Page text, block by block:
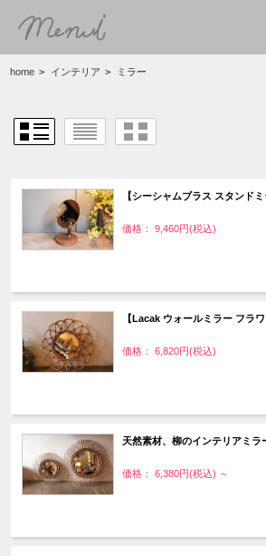
home > インテリア > ミラー
【シーシャムブラス スタンドミ
価格： 9,460円(税込)
【Lacak ウォールミラー フラワ
価格： 6,820円(税込)
天然素材、柳のインテリアミラ
価格： 6,380円(税込) ～